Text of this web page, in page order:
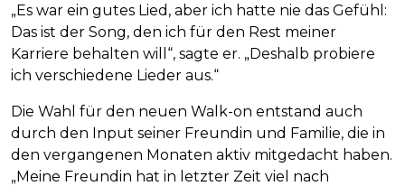
„Es war ein gutes Lied, aber ich hatte nie das Gefühl:
Das ist der Song, den ich für den Rest meiner
Karriere behalten will“, sagte er. „Deshalb probiere
ich verschiedene Lieder aus.“
Die Wahl für den neuen Walk-on entstand auch
durch den Input seiner Freundin und Familie, die in
den vergangenen Monaten aktiv mitgedacht haben.
„Meine Freundin hat in letzter Zeit viel nach